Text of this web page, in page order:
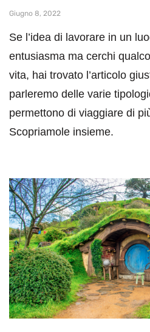
Giugno 8, 2022
Se l’idea di lavorare in un
entusiasma ma cerchi
vita, hai trovato l’articolo
parleremo delle varie
permettono di viaggiare di
Scopriamole insieme.